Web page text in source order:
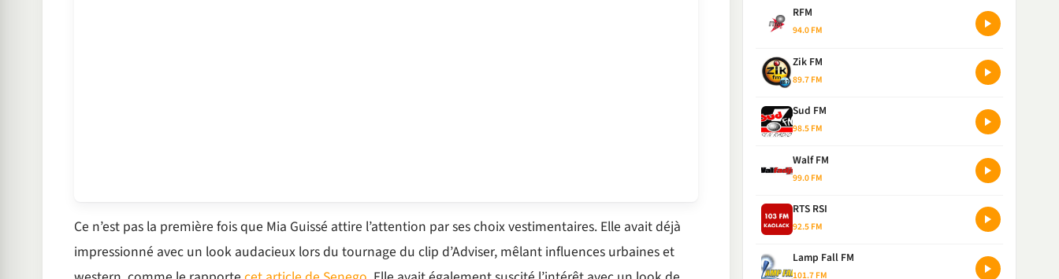
Ce n’est pas la première fois que Mia Guissé attire l’attention par ses choix vestimentaires. Elle avait déjà
impressionné avec un look audacieux lors du tournage du clip d’Adviser, mêlant influences urbaines et
RFM
94.0 FM
Zik FM
89.7 FM
Sud FM
98.5 FM
Walf FM
99.0 FM
RTS RSI
92.5 FM
Lamp Fall FM
101.7 FM